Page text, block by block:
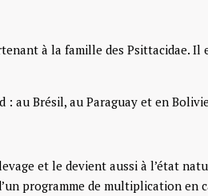
à la famille des Psittacidae.
: au Brésil, au Paraguay et en
et le devient aussi à l’état
programme de multiplication